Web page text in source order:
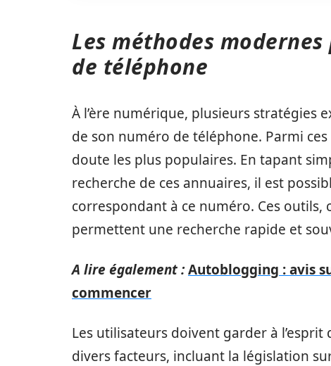
Les méthodes
de téléphone
À l’ère numérique, plusieurs
de son numéro de téléphone. Parmi
doute les plus populaires. En tapant
recherche de ces annuaires, il est
correspondant à ce numéro. Ces outils,
permettent une recherche rapide et
A lire également :Autoblogging : avis
commencer
Les utilisateurs doivent garder à
divers facteurs, incluant la législation